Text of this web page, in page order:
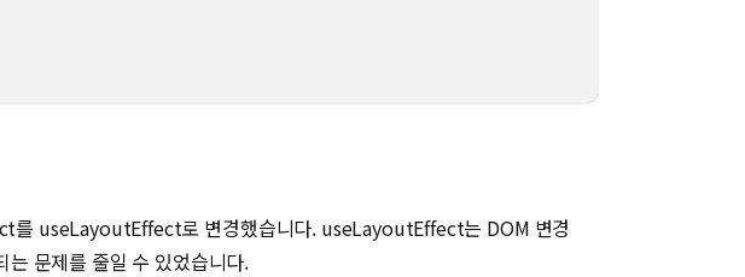
를 useLayoutEffect로 변경했습니다. useLayoutEffect는 DOM 변경
는 문제를 줄일 수 있었습니다.